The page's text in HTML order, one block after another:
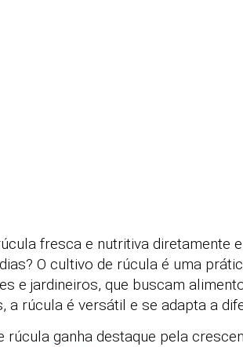
fresca e nutritiva diretamente
O cultivo de rúcula é uma
e jardineiros, que buscam
a rúcula é versátil e se adapta a
rúcula ganha destaque pela